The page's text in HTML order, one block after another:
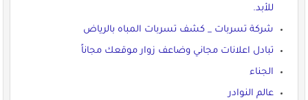
للأبد.
شركة تسربات _ كشف تسربات المباه بالرياض
تبادل اعلانات مجاني وضاعف زوار موقعك مجاناً
الجناء
عالم النوادر